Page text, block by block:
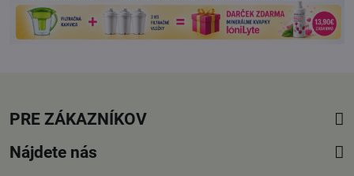
PRE ZÁKAZNÍKOV
Nájdete nás